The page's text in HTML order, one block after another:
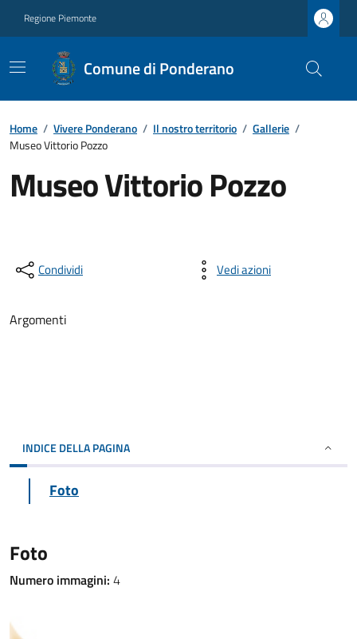
Regione Piemonte
Comune di Ponderano
Home / Vivere Ponderano / Il nostro territorio / Gallerie /
Museo Vittorio Pozzo
Museo Vittorio Pozzo
Condividi Vedi azioni
Argomenti
INDICE DELLA PAGINA
Foto
Foto
Numero immagini: 4